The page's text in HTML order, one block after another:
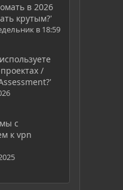
в 2026
крутым?'
в 18:59
/
с
к vpn